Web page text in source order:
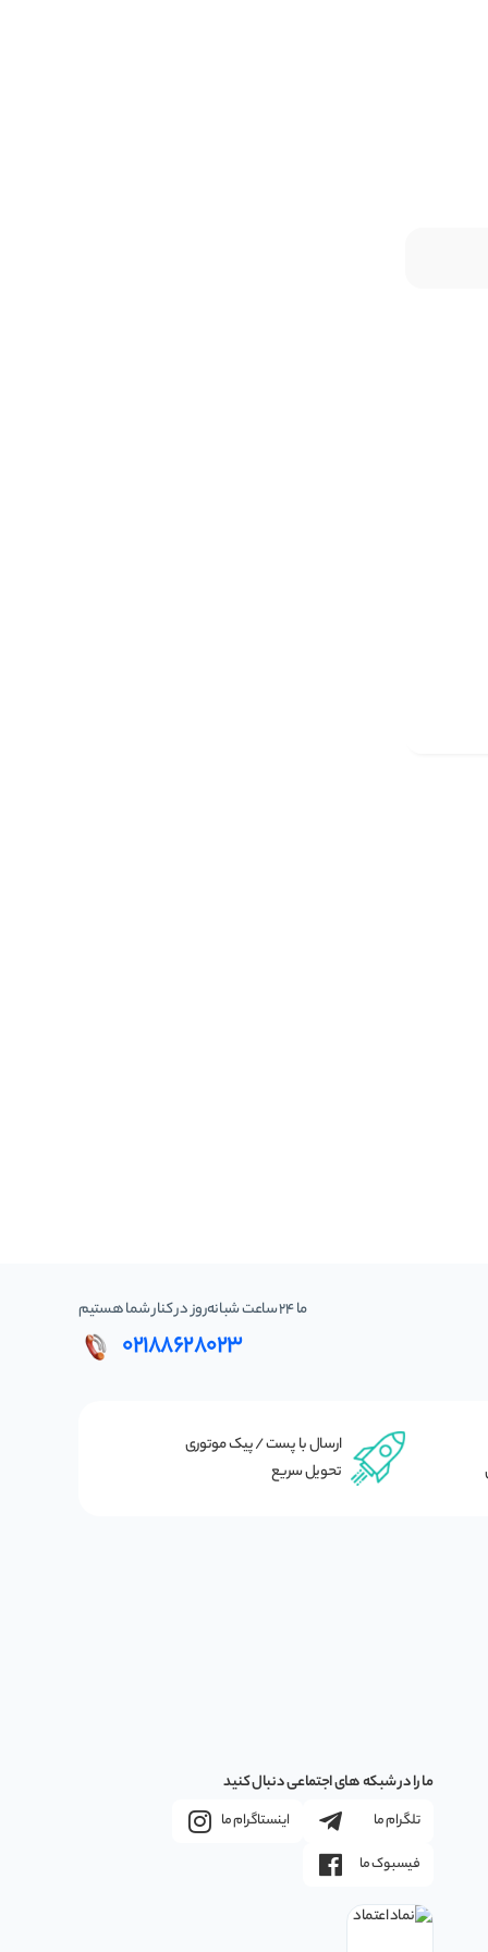
ما 24 ساعت شبانه‌روز در کنار شما هستیم
02188628023
ارسال با پست / پیک موتوری
تحویل سریع
ما را در شبکه های اجتماعی دنبال کنید
تلگرام ما
اینستاگرام ما
فیسبوک ما